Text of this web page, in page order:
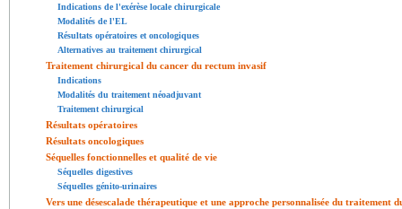
Indications de l'exérèse locale chirurgicale
Modalités de l'EL
Résultats opératoires et oncologiques
Alternatives au traitement chirurgical
Traitement chirurgical du cancer du rectum invasif
Indications
Modalités du traitement néoadjuvant
Traitement chirurgical
Résultats opératoires
Résultats oncologiques
Séquelles fonctionnelles et qualité de vie
Séquelles digestives
Séquelles génito-urinaires
Vers une désescalade thérapeutique et une approche personnalisée du traitement